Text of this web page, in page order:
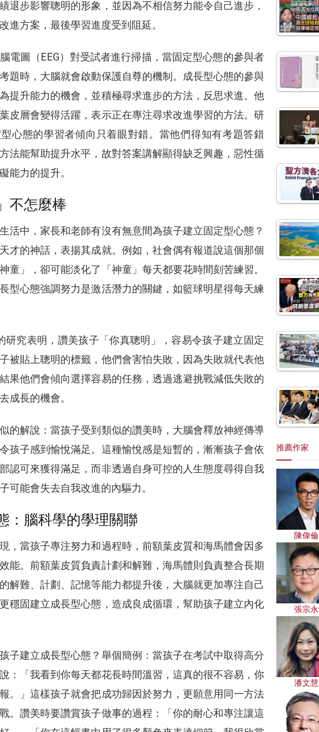
退步影響聰明的形象，並因為不相信努力能令自己進步，
進方案，最後學習進度受到阻延。
電圖（EEG）對受試者進行掃描，當固定型心態的參與者
題時，大腦就會啟動保護自尊的機制。成長型心態的參與
提升能力的機會，並積極尋求進步的方法，反思求進。他
皮層會變得活躍，表示正在專注尋求改進學習的方法。研
心態的學習者傾向只着眼對錯。當他們得知有考題答錯
法能幫助提升水平，故對答案講解顯得缺乏興趣，惡性循
能力的提升。
不怎麼棒
活中，家長和老師有沒有無意間為孩子建立固定型心態？
才的神話，表揚其成就。例如，社會偶有報道說這個那個
童」，卻可能淡化了「神童」每天都要花時間刻苦練習。
型心態強調努力是激活潛力的關鍵，如籃球明星得每天練
研究表明，讚美孩子「你真聰明」，容易令孩子建立固定
被貼上聰明的標籤，他們會害怕失敗，因為失敗就代表他
果他們會傾向選擇容易的任務，透過逃避挑戰減低失敗的
成長的機會。
的解說：當孩子受到類似的讚美時，大腦會釋放神經傳導
孩子感到愉悅滿足。這種愉悅感是短暫的，漸漸孩子會依
認可來獲得滿足，而非透過自身可控的人生態度尋得自我
可能會失去自我改進的內驅力。
：腦科學的學理關聯
，當孩子專注努力和過程時，前額葉皮質和海馬體會因多
能。前額葉皮質負責計劃和解難，海馬體則負責整合長期
解難、計劃、記憶等能力都提升後，大腦就更加專注自己
穩固建立成長型心態，造成良成循環，幫助孩子建立內化
子建立成長型心態？舉個簡例：當孩子在考試中取得高分
：「我看到你每天都花長時間溫習，這真的很不容易，你
。」這樣孩子就會把成功歸因於努力，更願意用同一方法
。讚美時要讚賞孩子做事的過程：「你的耐心和專注讓這
推薦作家
陳偉倫
張宗永
潘文慧